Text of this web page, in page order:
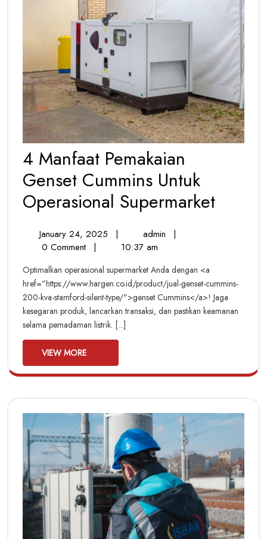
4 Manfaat Pemakaian
Genset Cummins Untuk
Operasional Supermarket4
Untuk
January 24, 2025
January
24,
| admin
Genset
Cummins
Untuk
Operasional
|
0 Comment | 10:37 am
Optimalkan operasional supermarket Anda dengan <a
href="https://www.hargen.co.id/product/jual-genset-cummins-
200-kva-stamford-silent-type/">genset Cummins</a>! Jaga
kesegaran produk, lancarkan transaksi, dan pastikan keamanan
selama pemadaman listrik. [...]
VIEW MORE
MORE